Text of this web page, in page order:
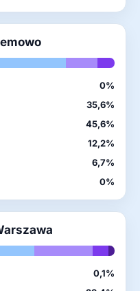
0%
35,6%
45,6%
12,2%
6,7%
0%
0,1%